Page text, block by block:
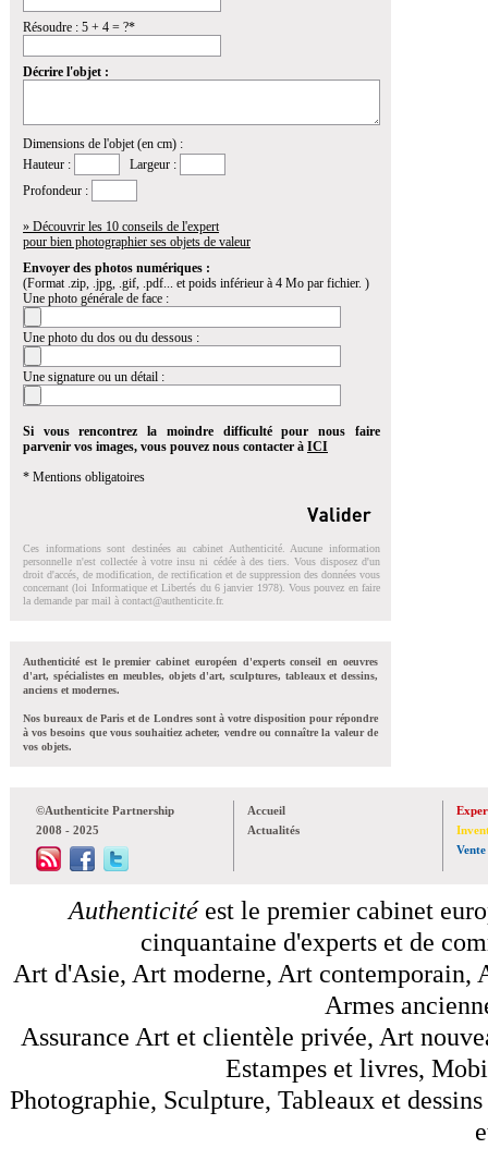
Résoudre : 5 + 4 = ?*
Décrire l'objet :
Dimensions de l'objet (en cm) :
Hauteur :
Largeur :
Profondeur :
» Découvrir les 10 conseils de l'expert
pour bien photographier ses objets de valeur
Envoyer des photos numériques :
(Format .zip, .jpg, .gif, .pdf... et poids inférieur à 4 Mo par fichier. )
Une photo générale de face :
Une photo du dos ou du dessous :
Une signature ou un détail :
Si vous rencontrez la moindre difficulté pour nous faire
parvenir vos images, vous pouvez nous contacter à ICI
* Mentions obligatoires
Ces informations sont destinées au cabinet Authenticité. Aucune information
personnelle n'est collectée à votre insu ni cédée à des tiers. Vous disposez d'un
droit d'accés, de modification, de rectification et de suppression des données vous
concernant (loi Informatique et Libertés du 6 janvier 1978). Vous pouvez en faire
la demande par mail à contact@authenticite.fr.
Authenticité est le premier cabinet européen d'experts conseil en oeuvres
d'art, spécialistes en meubles, objets d'art, sculptures, tableaux et dessins,
anciens et modernes.
Nos bureaux de Paris et de Londres sont à votre disposition pour répondre
à vos besoins que vous souhaitiez acheter, vendre ou connaître la valeur de
vos objets.
©Authenticite Partnership
2008 - 2025
Accueil
Actualités
Vente
Authenticitéest le premier cabinet
cinquantaine d'experts et de
Art d'Asie, Art moderne, Art contemporain,
Armes
Assurance Art et clientèle privée, Art
Estampes et livres,
Photographie, Sculpture, Tableaux et